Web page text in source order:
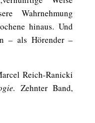
Wahrnehmung
hinaus. Und
– als Hörender –
Reich-Ranicki
Zehnter Band,